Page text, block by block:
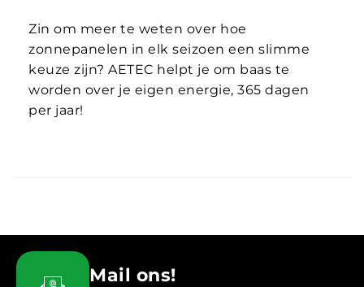
Zin om meer te weten over hoe
zonnepanelen in elk seizoen een slimme
keuze zijn? AETEC helpt je om baas te
worden over je eigen energie, 365 dagen
per jaar!
Mail ons!